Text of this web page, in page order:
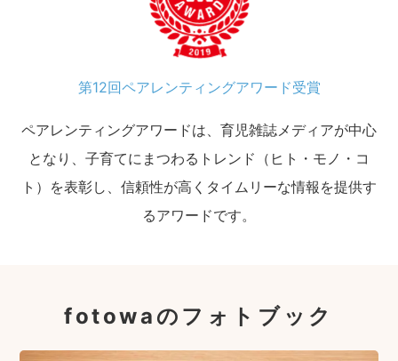
第12回ペアレンティングアワード受賞
ペアレンティングアワードは、育児雑誌メディアが中心
となり、子育てにまつわるトレンド（ヒト・モノ・コ
ト）を表彰し、信頼性が高くタイムリーな情報を提供す
るアワードです。
fotowaのフォトブック